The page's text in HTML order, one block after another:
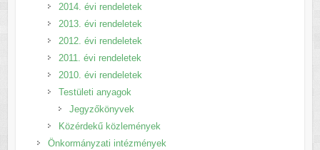
2014. évi rendeletek
2013. évi rendeletek
2012. évi rendeletek
2011. évi rendeletek
2010. évi rendeletek
Testületi anyagok
Jegyzőkönyvek
Közérdekű közlemények
Önkormányzati intézmények